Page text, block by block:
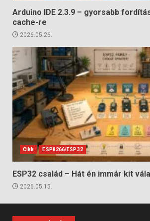
Arduino IDE 2.3.9 – gyorsabb
cache-re
2026.05.26.
Cikk ESP8266/ESP32
ESP32 család – Hát én immár kit
2026.05.15.